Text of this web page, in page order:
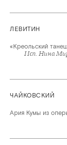
ЛЕВИТИН
«Креольский
Исп. Нина
ЧАЙКОВСКИЙ
Ария Кумы из